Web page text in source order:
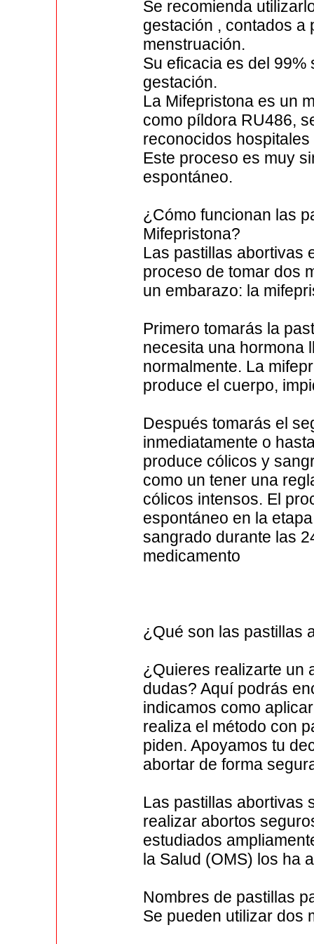
Se recomienda
gestación , contados a
menstruación.
Su eficacia es del
gestación.
La Mifepristona es un
como píldora RU486,
reconocidos
Este proceso es muy
espontáneo.
¿Cómo funcionan las
Mifepristona?
Las pastillas abortivas
proceso de tomar dos
un embarazo: la
Primero tomarás la
necesita una hormona
normalmente. La
produce el cuerpo,
Después tomarás el
inmediatamente o
produce cólicos y
como un tener una
cólicos intensos. El
espontáneo en la
sangrado durante las
medicamento
¿Qué son las pastillas
¿Quieres realizarte un
dudas? Aquí podrás
indicamos como
realiza el método con
piden. Apoyamos tu
abortar de forma
Las pastillas abortivas
realizar abortos
estudiados
la Salud (OMS) los ha
Nombres de pastillas
Se pueden utilizar dos